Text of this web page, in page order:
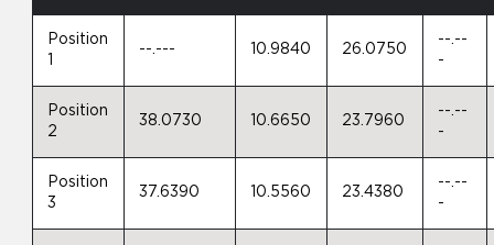
Position
--.--- 10.9840 26.0750
--.--
-
Position
2
38.0730 10.6650 23.7960
--.--
-
Position
3
37.6390 10.5560 23.4380
--.--
-